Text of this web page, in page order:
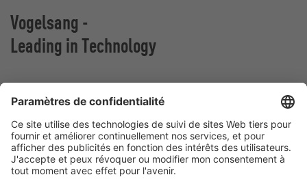
Vogelsang -
Leading in Technology
VOGELSANG BELGIUM N.V.
Slingerstraat 50
8820 Torhout
Belgique